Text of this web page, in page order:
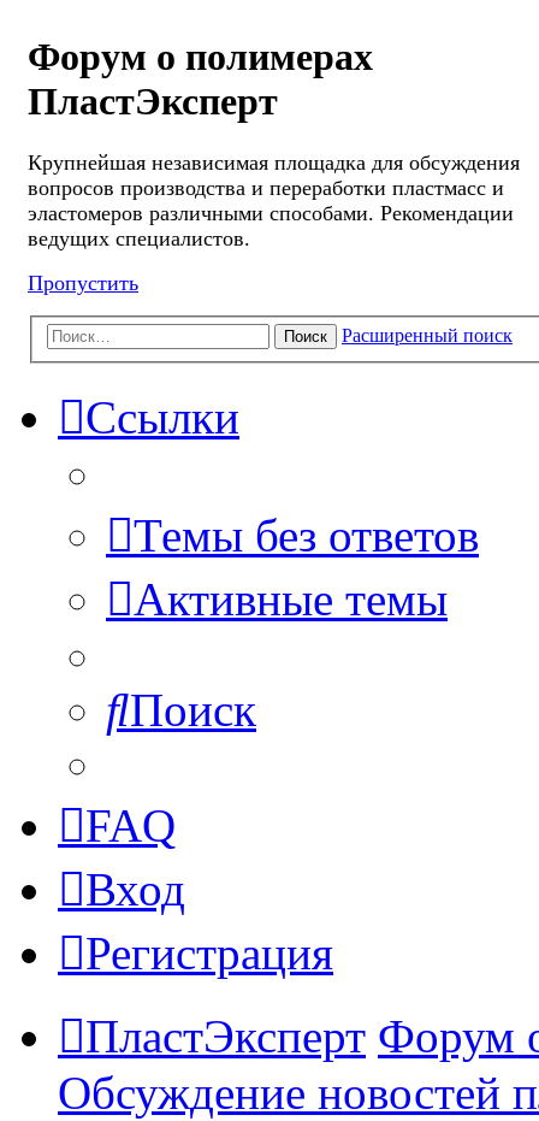
Форум о полимерах
ПластЭксперт
Крупнейшая независимая площадка для обсуждения
вопросов производства и переработки пластмасс и
эластомеров различными способами. Рекомендации
ведущих специалистов.
Пропустить
Поиск Расширенный поиск
Ссылки
Темы без ответов
Активные темы
Поиск
FAQ
Вход
Регистрация
ПластЭксперт Форум
Обсуждение новостей